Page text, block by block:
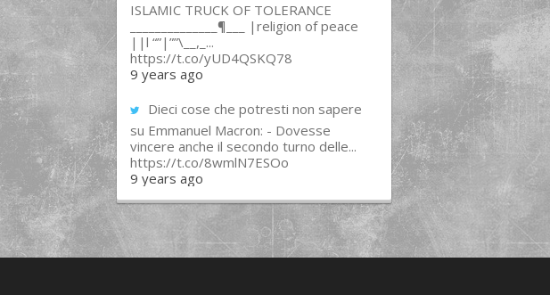
ISLAMIC TRUCK OF TOLERANCE
______________¶___ |religion of peace
||l “”|””\__,_...
https://t.co/yUD4QSKQ78
9 years ago
Dieci cose che potresti non sapere
su Emmanuel Macron: - Dovesse
vincere anche il secondo turno delle...
https://t.co/8wmlN7ESOo
9 years ago